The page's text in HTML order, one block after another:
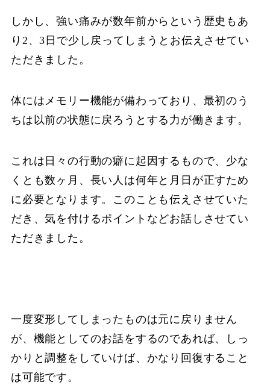
しかし、強い痛みが数年前からという歴史もあ
り2、3日で少し戻ってしまうとお伝えさせてい
ただきました。
体にはメモリー機能が備わっており、最初のう
ちは以前の状態に戻ろうとする力が働きます。
これは日々の行動の癖に起因するもので、少な
くとも数ヶ月、長い人は何年と月日が正すため
に必要となります。このことも伝えさせていた
だき、気を付けるポイントなどお話しさせてい
ただきました。
一度変形してしまったものは元に戻りません
が、機能としてのお話をするのであれば、しっ
かりと調整をしていけば、かなり回復すること
は可能です。